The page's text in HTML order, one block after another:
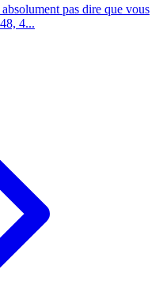
pas dire que vous
4...